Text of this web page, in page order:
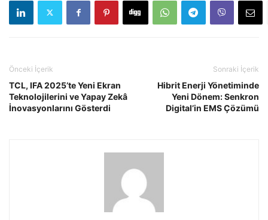
Önceki İçerik
TCL, IFA 2025’te Yeni Ekran
Teknolojilerini ve Yapay Zekâ
İnovasyonlarını Gösterdi
Sonraki İçerik
Hibrit Enerji Yönetiminde
Yeni Dönem: Senkron
Digital’in EMS Çözümü